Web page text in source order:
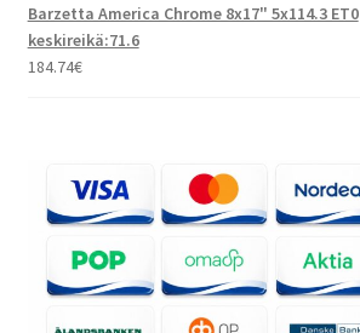
Barzetta America Chrome 8x17" 5x114.3 ET0
keskireikä:71.6
184.74€